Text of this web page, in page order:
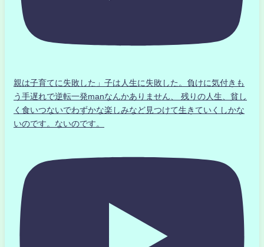
親は子育てに失敗した」子は人生に失敗した。負けに気付きも
う手遅れで逆転一発manなんかありません、 残りの人生、貧し
く食いつないでわずかな楽しみなど見つけて生きていくしかな
いのです。ないのです。